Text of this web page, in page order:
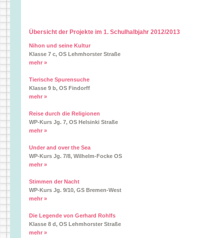
Übersicht der Projekte im 1. Schulhalbjahr 2012/2013
Nihon und seine Kultur
Klasse 7 c, OS Lehmhorster Straße
mehr »
Tierische Spurensuche
Klasse 9 b, OS Findorff
mehr »
Reise durch die Religionen
WP-Kurs Jg. 7, OS Helsinki Straße
mehr »
Under and over the Sea
WP-Kurs Jg. 7/8, Wilhelm-Focke OS
mehr »
Stimmen der Nacht
WP-Kurs Jg. 9/10, GS Bremen-West
mehr »
Die Legende von Gerhard Rohlfs
Klasse 8 d, OS Lehmhorster Straße
mehr »